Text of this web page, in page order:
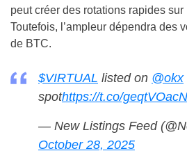
peut créer des rotations rapides
Toutefois, l’ampleur dépendra des
de BTC.
$VIRTUAL listed on @okx
spothttps://t.co/
— New Listings Feed
October 28, 2025